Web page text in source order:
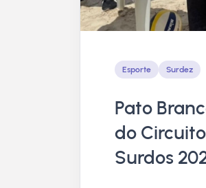
Esporte Surdez
Pato
do
Surdos